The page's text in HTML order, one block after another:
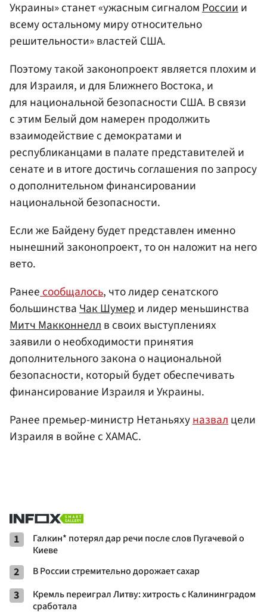
Украины» станет «ужасным сигналом России и
всему остальному миру относительно
решительности» властей США.
Поэтому такой законопроект является плохим и
для Израиля, и для Ближнего Востока, и
для национальной безопасности США. В связи
с этим Белый дом намерен продолжить
взаимодействие с демократами и
республиканцами в палате представителей и
сенате и в итоге достичь соглашения по запросу
о дополнительном финансировании
национальной безопасности.
Если же Байдену будет представлен именно
нынешний законопроект, то он наложит на него
вето.
Ранеесообщалось, что лидер сенатского
большинстваЧак Шумери лидер меньшинства
Митч Макконнеллв своих выступлениях
заявили о необходимости принятия
дополнительного закона о национальной
безопасности, который будет обеспечивать
финансирование Израиля и Украины.
Ранее премьер-министр Нетаньяхуназвалцели
Израиля в войне с ХАМАС.
1
Галкин* потерял дар речи после слов Пугачевой о
Киеве
2 В России стремительно дорожает сахар
3
Кремль переиграл Литву: хитрость с Калининградом
сработала